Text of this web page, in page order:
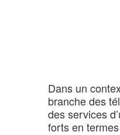
Dans un
branche des
des services
forts en